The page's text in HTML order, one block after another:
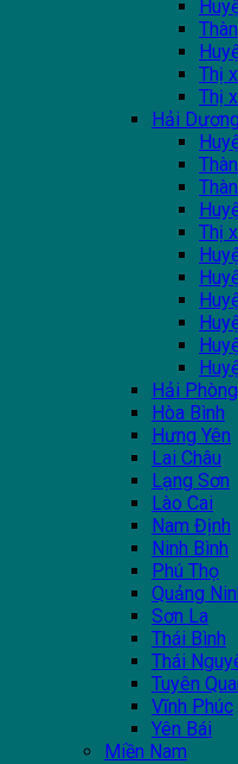
Thị
Thị
Hải Dương
Thị
Hải Phòng
Hòa Bình
Hưng Yên
Lai Châu
Lạng Sơn
Lào Cai
Nam Định
Ninh Bình
Phú Thọ
Quảng
Sơn La
Thái Bình
Thái
Tuyên
Vĩnh Phúc
Yên Bái
Miền Nam